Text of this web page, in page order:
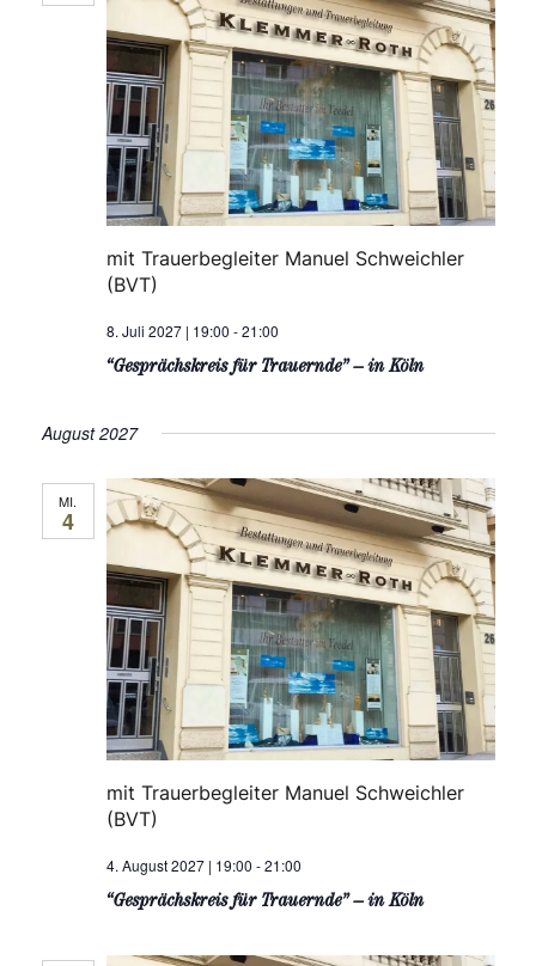
8. Juli 2027 | 19:00 -21:00
“Gesprächskreis für Trauernde” – in Köln
mit Trauerbegleiter Manuel Schweichler
(BVT)
August 2027
MI.
4
4. August 2027 | 19:00 -21:00
“Gesprächskreis für Trauernde” – in Köln
mit Trauerbegleiter Manuel Schweichler
(BVT)